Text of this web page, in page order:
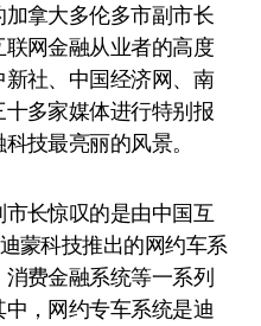
拿大多伦多市副市长
网金融从业者的高度
社、中国经济网、南
多家媒体进行特别报
技最亮丽的风景。
长惊叹的是由中国互
蒙科技推出的网约车系
费金融系统等一系列
，网约专车系统是迪